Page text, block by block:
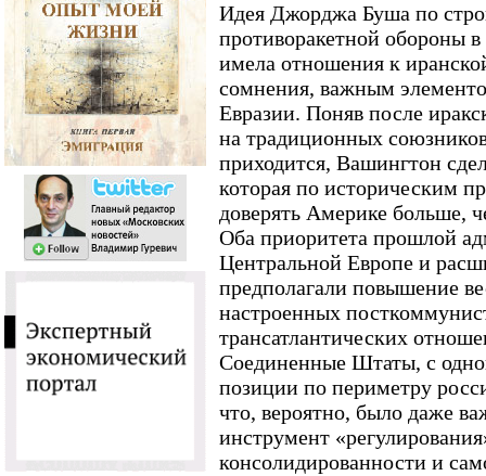
Идея Джорджа Буша по
противоракетной обороны
имела отношения к
сомнения, важным
Евразии. Поняв после
на традиционных
приходится, Вашингтон
которая по историческим
доверять Америке больше,
Оба приоритета прошлой
Центральной Европе и
предполагали повышение
настроенных
трансатлантических
Соединенные Штаты, с
позиции по периметру
что, вероятно, было даже
инструмент
консолидированности и